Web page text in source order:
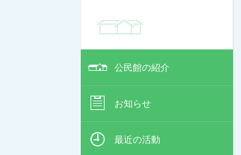
公民館の紹介
お知らせ
最近の活動